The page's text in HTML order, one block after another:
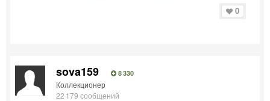
0
sova159 8 330
Коллекционер
22 179 сообщений